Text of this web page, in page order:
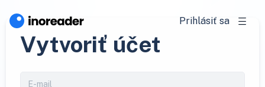
Prihlásiť sa
Vytvoriť účet